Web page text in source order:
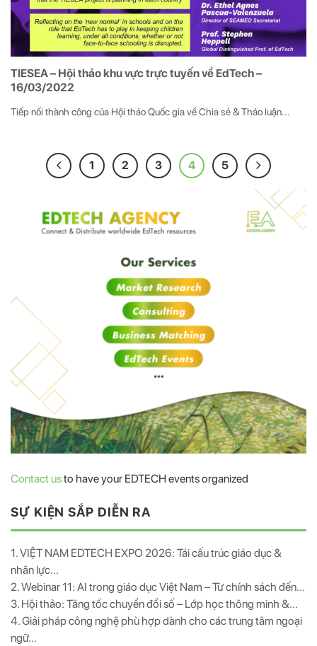
TIESEA – Hội thảo khu vực trực tuyến về EdTech –
16/03/2022
Tiếp nối thành công của Hội thảo Quốc gia về Chia sẻ & Thảo luận...
1 2 3 4 5
Contact usto have your EDTECH events organized
SỰ KIỆN SẮP DIỄN RA
1. VIỆT NAM EDTECH EXPO 2026: Tái cấu trúc giáo dục &
nhân lực...
2. Webinar 11: AI trong giáo dục Việt Nam – Từ chính sách đến...
3. Hội thảo: Tăng tốc chuyển đổi số – Lớp học thông minh &...
4. Giải pháp công nghệ phù hợp dành cho các trung tâm ngoại
ngữ...